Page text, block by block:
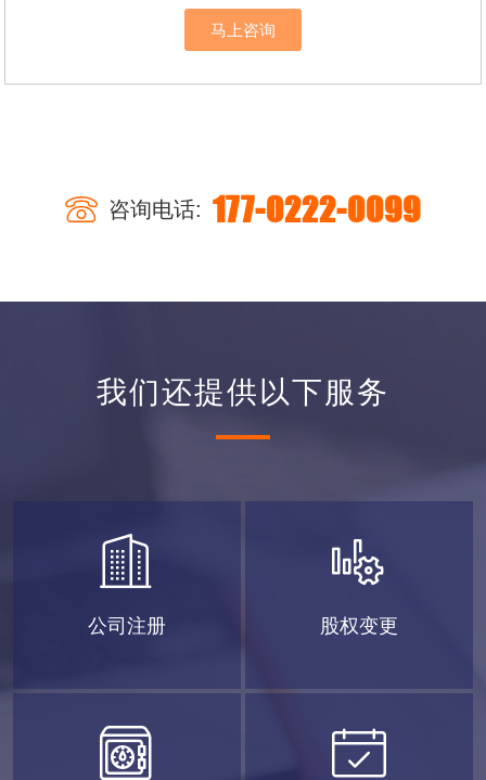
马上咨询
咨询电话: 177-0222-0099
我们还提供以下服务
公司注册 股权变更